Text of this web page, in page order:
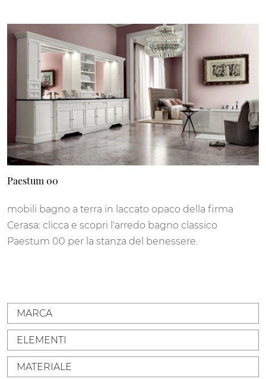
Paestum 00
mobili bagno a terra in laccato opaco della firma
Cerasa: clicca e scopri l'arredo bagno classico
Paestum 00 per la stanza del benessere.
MARCA
ELEMENTI
MATERIALE